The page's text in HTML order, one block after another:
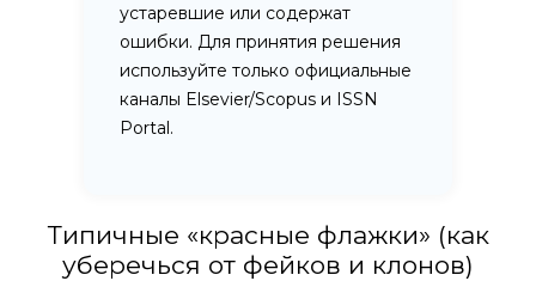
устаревшие или содержат
ошибки. Для принятия решения
используйте только официальные
каналы Elsevier/Scopus и ISSN
Portal.
Типичные «красные флажки» (как
уберечься от фейков и клонов)